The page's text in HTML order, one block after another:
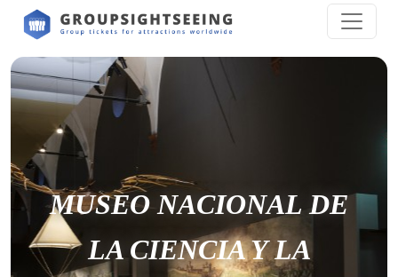
MUSEO NACIONAL DE
LA CIENCIA Y LA